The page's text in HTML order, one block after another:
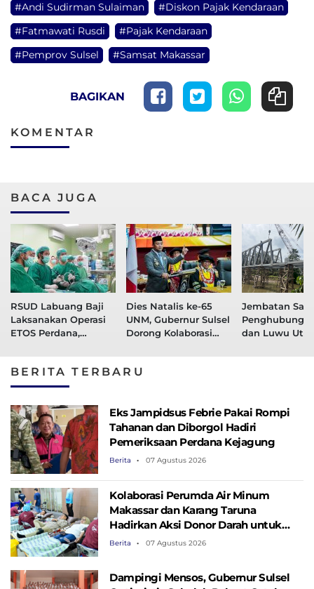
#Andi Sudirman Sulaiman
#Diskon Pajak Kendaraan
#Fatmawati Rusdi
#Pajak Kendaraan
#Pemprov Sulsel
#Samsat Makassar
BAGIKAN
KOMENTAR
BACA JUGA
RSUD Labuang Baji
Laksanakan Operasi
ETOS Perdana,
Dies Natalis ke-65
UNM, Gubernur Sulsel
Dorong Kolaborasi
SDM Unggul
Jembatan
Penghubung
dan Luwu
BERITA TERBARU
Eks Jampidsus Febrie Pakai Rompi
Tahanan dan Diborgol Hadiri
Pemeriksaan Perdana Kejagung
Berita 07 Agustus 2026
Kolaborasi Perumda Air Minum
Makassar dan Karang Taruna
Hadirkan Aksi Donor Darah untuk
Kemanusiaan
Berita 07 Agustus 2026
Dampingi Mensos, Gubernur Sulsel